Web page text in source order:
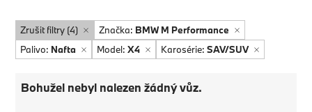
Zrušit filtry (4) Značka: BMW M Performance
Palivo: Nafta Model:X4 Karosérie:SAV/SUV
Bohužel nebyl nalezen žádný vůz.